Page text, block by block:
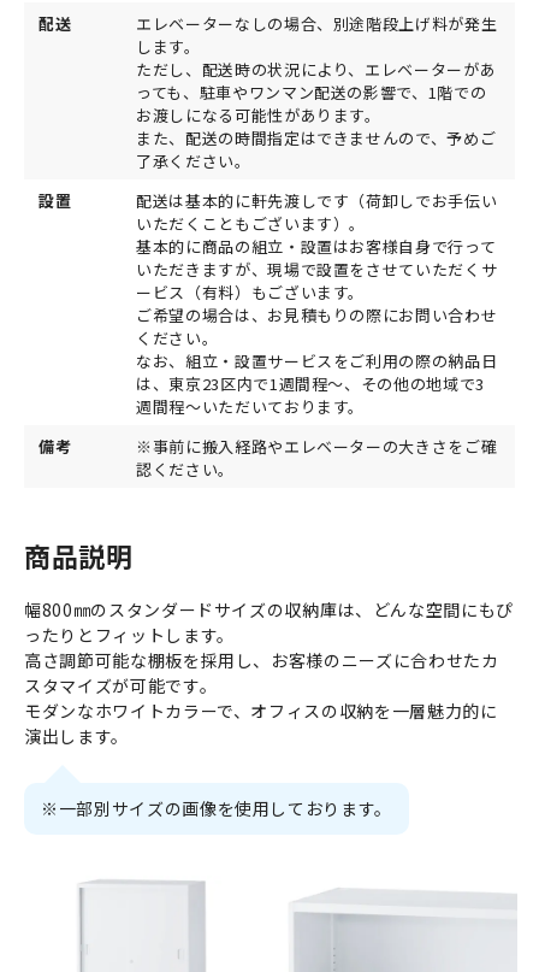
配送
エレベーターなしの場合、別途階段上げ料が発生
します。
ただし、配送時の状況により、エレベーターがあ
っても、駐車やワンマン配送の影響で、1階での
お渡しになる可能性があります。
また、配送の時間指定はできませんので、予めご
了承ください。
設置
配送は基本的に軒先渡しです（荷卸しでお手伝い
いただくこともございます）。
基本的に商品の組立・設置はお客様自身で行って
いただきますが、現場で設置をさせていただくサ
ービス（有料）もございます。
ご希望の場合は、お見積もりの際にお問い合わせ
ください。
なお、組立・設置サービスをご利用の際の納品日
は、東京23区内で1週間程～、その他の地域で3
週間程～いただいております。
備考
※事前に搬入経路やエレベーターの大きさをご確
認ください。
商品説明
幅800㎜のスタンダードサイズの収納庫は、どんな空間にもぴ
ったりとフィットします。
高さ調節可能な棚板を採用し、お客様のニーズに合わせたカ
スタマイズが可能です。
モダンなホワイトカラーで、オフィスの収納を一層魅力的に
演出します。
※一部別サイズの画像を使用しております。